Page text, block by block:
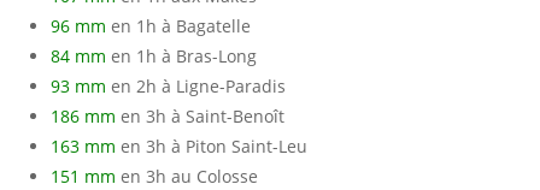
96 mm en 1h à Bagatelle
84 mm en 1h à Bras-Long
93 mm en 2h à Ligne-Paradis
186 mm en 3h à Saint-Benoît
163 mm en 3h à Piton Saint-Leu
151 mm en 3h au Colosse